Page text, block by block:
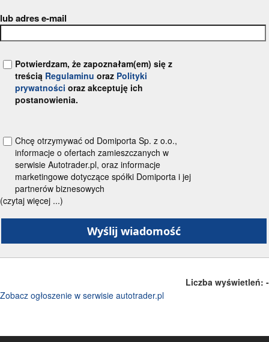
lub adres e-mail
Potwierdzam, że zapoznałam(em) się z
treścią Regulaminu oraz Polityki
prywatności oraz akceptuję ich
postanowienia.
Chcę otrzymywać od Domiporta Sp. z o.o.,
informacje o ofertach zamieszczanych w
serwisie Autotrader.pl, oraz informacje
marketingowe dotyczące spółki Domiporta i jej
partnerów biznesowych
(czytaj więcej ...)
Liczba wyświetleń: -
Zobacz ogłoszenie w serwisie autotrader.pl